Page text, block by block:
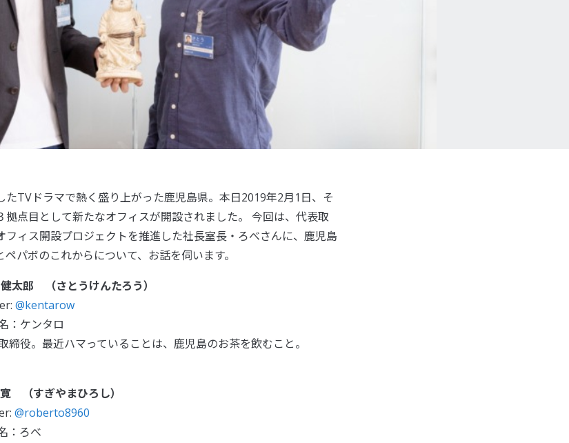
たTVドラマで熱く盛り上がった鹿児島県。本日2019年2月1日、そ
拠点目として新たなオフィスが開設されました。 今回は、代表取
フィス開設プロジェクトを推進した社長室長・ろべさんに、鹿児島
パボのこれからについて、お話を伺います。
太郎 （さとうけんたろう）
@kentarow
：ケンタロ
締役。最近ハマっていることは、鹿児島のお茶を飲むこと。
（すぎやまひろし）
@roberto8960
：ろべ